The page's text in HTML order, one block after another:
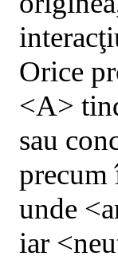
Orice
<A>
sau
precum
unde
iar